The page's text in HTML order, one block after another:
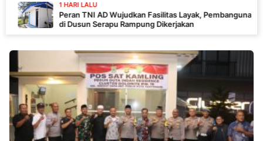
1 HARI LALU
Peran TNI AD Wujudkan Fasilitas Layak, Pembangunan MCK
di Dusun Serapu Rampung Dikerjakan